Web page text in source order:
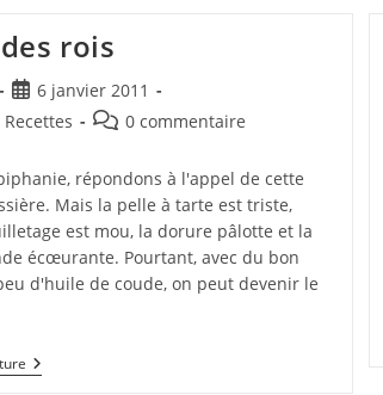
rois
Publication
publiée :
6 janvier 2011
Recettes
Commentaires
la
publication :
0 commentaire
répondons à l'appel de cette
Mais la pelle à tarte est triste,
est mou, la dorure pâlotte et la
écœurante. Pourtant, avec du bon
d'huile de coude, on peut devenir le
Galette
Des